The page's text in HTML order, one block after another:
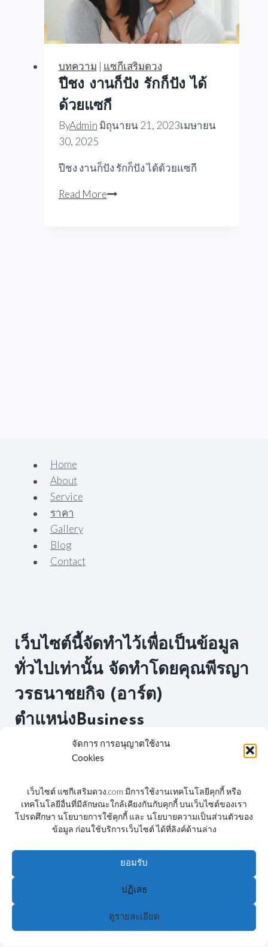
จัดการ การอนุญาตใช้งาน
Cookies
เว็บไซต์ แซกีเสริมดวง.com มีการใช้งานเทคโนโลยีคุกกี้ หรือ
เทคโนโลยีอื่นที่มีลักษณะใกล้เคียงกันกับคุกกี้ บนเว็บไซต์ของเรา
โปรดศึกษา นโยบายการใช้คุกกี้ และ นโยบายความเป็นส่วนตัวของ
ข้อมูล ก่อนใช้บริการเว็บไซต์ ได้ที่ลิงค์ด้านล่าง
ยอมรับ
ปฏิเสธ
ดูรายละเอียด
บทความ | แซกีเสริมดวง
ปีชง งานก็ปัง รักก็ปัง ได้
ด้วยแซกี
ByAdmin มิถุนายน 21, 2023เมษายน
30, 2025
ปีชง งานก็ปัง รักก็ปัง ได้ด้วยแซกี
Read Moreปีชง
Home
About
Service
ราคา
Gallery
Blog
Contact
เว็บไซต์นี้จัดทำไว้เพื่อเป็นข้อมูล
ทั่วไปเท่านั้น จัดทำโดยคุณพีรญา
วรธนาชยกิจ (อาร์ต)
ตำแหน่งBusiness
Development Director –
© 2026 แซกี ShengJi - WordPress Theme by